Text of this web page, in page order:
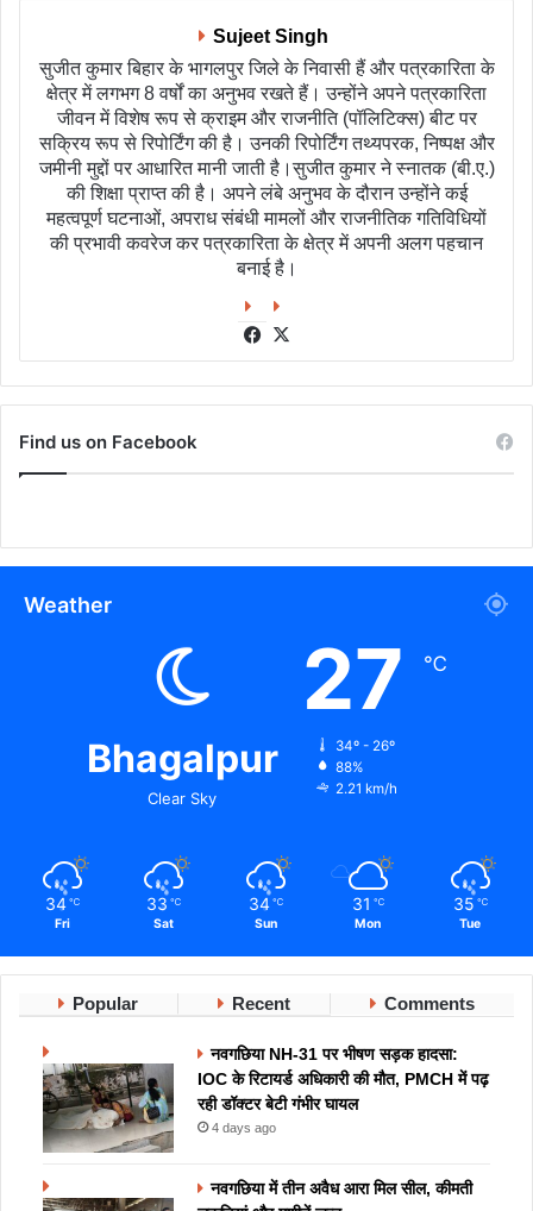
Sujeet Singh
सुजीत कुमार बिहार के भागलपुर जिले के निवासी हैं और पत्रकारिता के
क्षेत्र में लगभग 8 वर्षों का अनुभव रखते हैं। उन्होंने अपने पत्रकारिता
जीवन में विशेष रूप से क्राइम और राजनीति (पॉलिटिक्स) बीट पर
सक्रिय रूप से रिपोर्टिंग की है। उनकी रिपोर्टिंग तथ्यपरक, निष्पक्ष और
जमीनी मुद्दों पर आधारित मानी जाती है।सुजीत कुमार ने स्नातक (बी.ए.)
की शिक्षा प्राप्त की है। अपने लंबे अनुभव के दौरान उन्होंने कई
महत्वपूर्ण घटनाओं, अपराध संबंधी मामलों और राजनीतिक गतिविधियों
की प्रभावी कवरेज कर पत्रकारिता के क्षेत्र में अपनी अलग पहचान
बनाई है।
Facebook
Find us on Facebook
Weather
Bhagalpur
Clear Sky
27 ℃
34º - 26º
88%
2.21 km/h
34 ℃
Fri
33 ℃
Sat
34 ℃
Sun
31 ℃
Mon
35 ℃
Tue
Popular Recent Comments
नवगछिया NH-31 पर भीषण सड़क हादसा:
IOC के रिटायर्ड अधिकारी की मौत, PMCH में पढ़
रही डॉक्टर बेटी गंभीर घायल
4 days ago
नवगछिया में तीन अवैध आरा मिल सील, कीमती